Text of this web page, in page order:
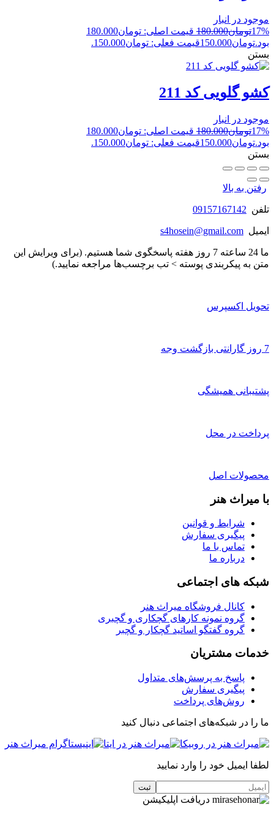
موجود در انبار
17%تومان180.000
قیمت اصلی: تومان180.000
بود.تومان150.000قیمت فعلی: تومان150.000.
بستن
کشو گلویی کد 211
موجود در انبار
17%تومان180.000
قیمت اصلی: تومان180.000
بود.تومان150.000قیمت فعلی: تومان150.000.
بستن
رفتن به بالا
تلفن 09157167142
ایمیل s4hosein@gmail.com
ما 24 ساعته 7 روز هفته پاسخگوی شما هستیم. (برای ویرایش این
متن به پیکربندی پوسته > تب برچسب‌ها مراجعه نمایید.)
تحویل اکسپرس
7 روز گارانتی بازگشت وجه
پشتیبانی همیشگی
پرداخت در محل
محصولات اصل
با میراث هنر
شرایط و قوانین
پیگیری سفارش
تماس با ما
درباره ما
شبکه های اجتماعی
کانال فروشگاه میراث هنر
گروه نمونه کارهای گچکاری و گچبری
گروه گفتگو اساتید گچکار و گچبر
خدمات مشتریان
پاسخ به پرسش‌های متداول
پیگیری سفارش
روش‌های پرداخت
ما را در شبکه‌های اجتماعی دنبال کنید
لطفا ایمیل خود را وارد نمایید
دریافت اپلیکیشن